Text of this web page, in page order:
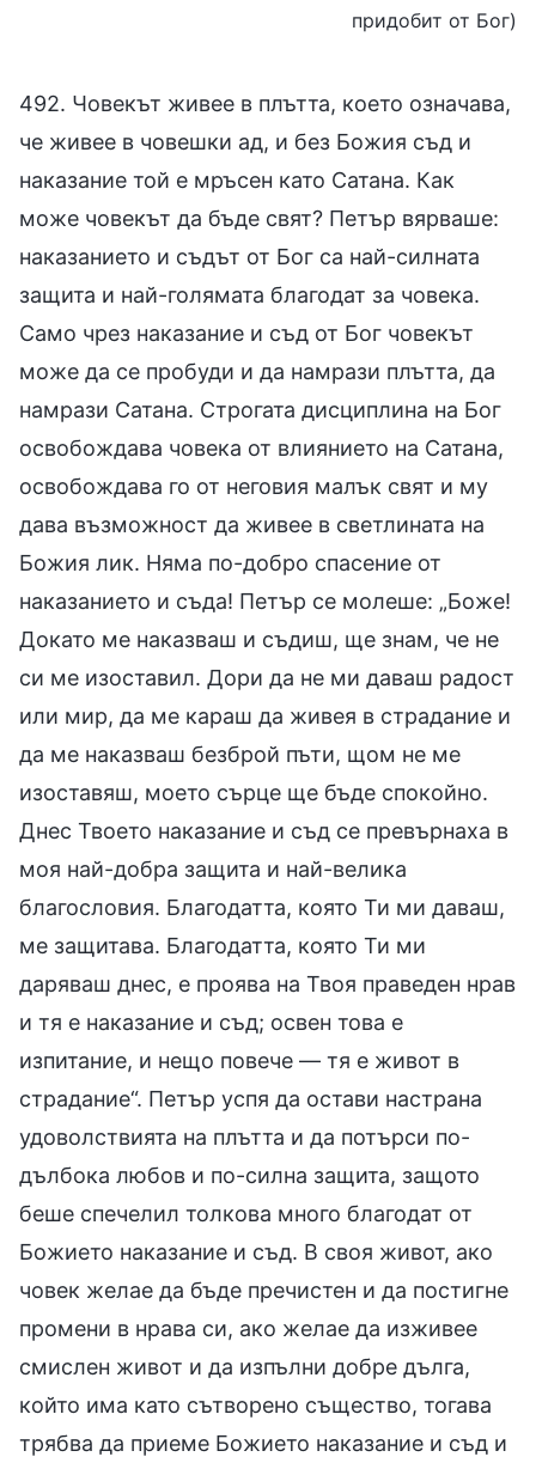
придобит от Бог)
492. Човекът живее в плътта, което означава,
че живее в човешки ад, и без Божия съд и
наказание той е мръсен като Сатана. Как
може човекът да бъде свят? Петър вярваше:
наказанието и съдът от Бог са най-силната
защита и най-голямата благодат за човека.
Само чрез наказание и съд от Бог човекът
може да се пробуди и да намрази плътта, да
намрази Сатана. Строгата дисциплина на Бог
освобождава човека от влиянието на Сатана,
освобождава го от неговия малък свят и му
дава възможност да живее в светлината на
Божия лик. Няма по-добро спасение от
наказанието и съда! Петър се молеше: „Боже!
Докато ме наказваш и съдиш, ще знам, че не
си ме изоставил. Дори да не ми даваш радост
или мир, да ме караш да живея в страдание и
да ме наказваш безброй пъти, щом не ме
изоставяш, моето сърце ще бъде спокойно.
Днес Твоето наказание и съд се превърнаха в
моя най-добра защита и най-велика
благословия. Благодатта, която Ти ми даваш,
ме защитава. Благодатта, която Ти ми
даряваш днес, е проява на Твоя праведен нрав
и тя е наказание и съд; освен това е
изпитание, и нещо повече — тя е живот в
страдание“. Петър успя да остави настрана
удоволствията на плътта и да потърси по-
дълбока любов и по-силна защита, защото
беше спечелил толкова много благодат от
Божието наказание и съд. В своя живот, ако
човек желае да бъде пречистен и да постигне
промени в нрава си, ако желае да изживее
смислен живот и да изпълни добре дълга,
който има като сътворено същество, тогава
трябва да приеме Божието наказание и съд и